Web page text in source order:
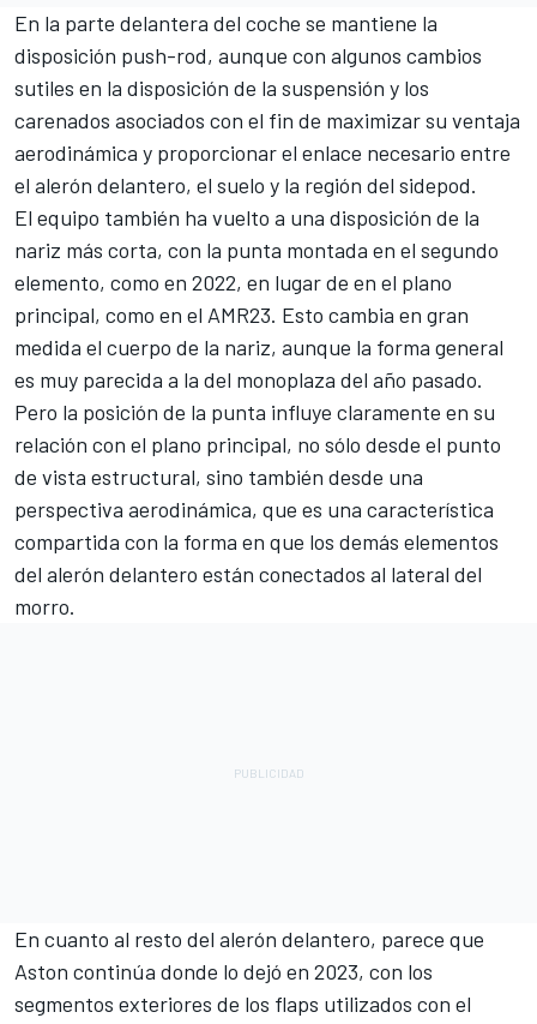
En la parte delantera del coche se mantiene la
disposición push-rod, aunque con algunos cambios
sutiles en la disposición de la suspensión y los
carenados asociados con el fin de maximizar su ventaja
aerodinámica y proporcionar el enlace necesario entre
el alerón delantero, el suelo y la región del sidepod.
El equipo también ha vuelto a una disposición de la
nariz más corta, con la punta montada en el segundo
elemento, como en 2022, en lugar de en el plano
principal, como en el AMR23. Esto cambia en gran
medida el cuerpo de la nariz, aunque la forma general
es muy parecida a la del monoplaza del año pasado.
Pero la posición de la punta influye claramente en su
relación con el plano principal, no sólo desde el punto
de vista estructural, sino también desde una
perspectiva aerodinámica, que es una característica
compartida con la forma en que los demás elementos
del alerón delantero están conectados al lateral del
morro.
En cuanto al resto del alerón delantero, parece que
Aston continúa donde lo dejó en 2023, con los
segmentos exteriores de los flaps utilizados con el